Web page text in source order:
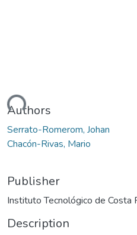
Authors
Serrato-Romerom, Johan
Chacón-Rivas, Mario
Publisher
Instituto Tecnológico de Costa
Description